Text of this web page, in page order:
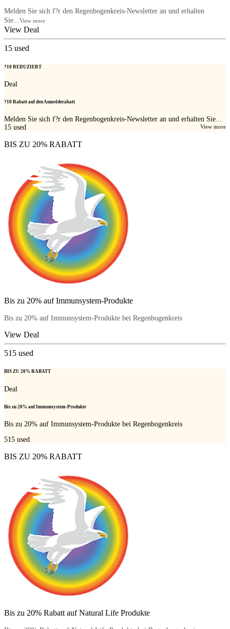
Melden Sie sich f?r den Regenbogenkreis-Newsletter an und erhalten
Sie...View more
View Deal
15 used
?10 REDUZIERT
Deal
?10 Rabatt auf den Anmelderabatt
Melden Sie sich f?r den Regenbogenkreis-Newsletter an und erhalten Sie...
View more
15 used
BIS ZU 20% RABATT
Bis zu 20% auf Immunsystem-Produkte
Bis zu 20% auf Immunsystem-Produkte bei Regenbogenkreis
View Deal
515 used
BIS ZU 20% RABATT
Deal
Bis zu 20% auf Immunsystem-Produkte
Bis zu 20% auf Immunsystem-Produkte bei Regenbogenkreis
515 used
BIS ZU 20% RABATT
Bis zu 20% Rabatt auf Natural Life Produkte